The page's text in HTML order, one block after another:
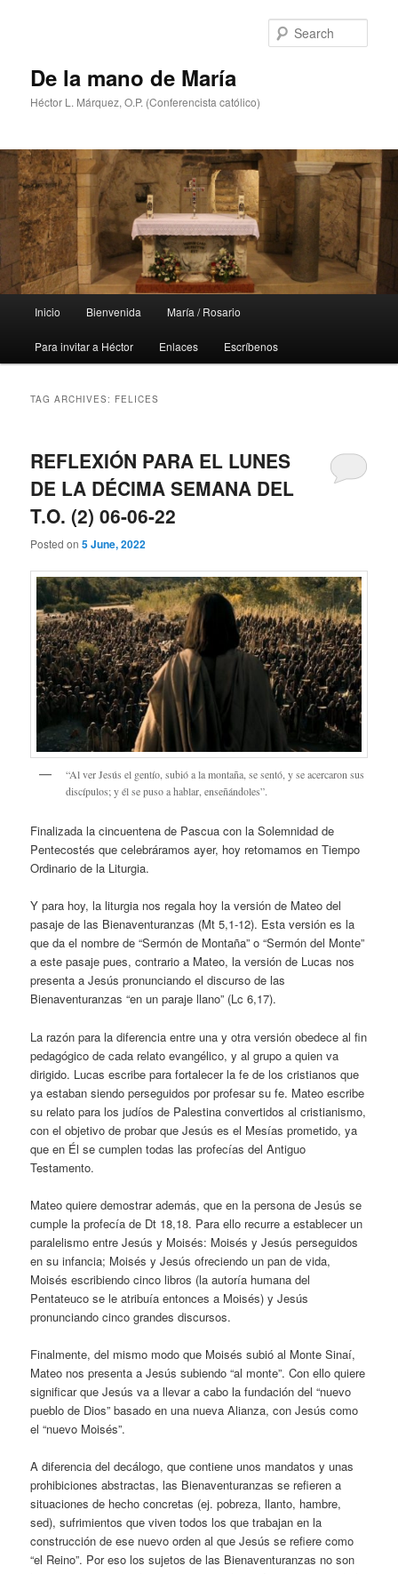
De la mano de María
Héctor L. Márquez, O.P. (Conferencista católico)
Inicio Bienvenida María / Rosario
Para invitar a Héctor Enlaces Escríbenos
TAG ARCHIVES: FELICES
REFLEXIÓN PARA EL LUNES
DE LA DÉCIMA SEMANA DEL
T.O. (2) 06-06-22
Posted on5 June, 2022
“Al ver Jesús el gentío, subió a la montaña, se sentó, y se acercaron sus
discípulos; y él se puso a hablar, enseñándoles”.
Finalizada la cincuentena de Pascua con la Solemnidad de
Pentecostés que celebráramos ayer, hoy retomamos en Tiempo
Ordinario de la Liturgia.
Y para hoy, la liturgia nos regala hoy la versión de Mateo del
pasaje de las Bienaventuranzas (Mt 5,1-12). Esta versión es la
que da el nombre de “Sermón de Montaña” o “Sermón del Monte”
a este pasaje pues, contrario a Mateo, la versión de Lucas nos
presenta a Jesús pronunciando el discurso de las
Bienaventuranzas “en un paraje llano” (Lc 6,17).
La razón para la diferencia entre una y otra versión obedece al fin
pedagógico de cada relato evangélico, y al grupo a quien va
dirigido. Lucas escribe para fortalecer la fe de los cristianos que
ya estaban siendo perseguidos por profesar su fe. Mateo escribe
su relato para los judíos de Palestina convertidos al cristianismo,
con el objetivo de probar que Jesús es el Mesías prometido, ya
que en Él se cumplen todas las profecías del Antiguo
Testamento.
Mateo quiere demostrar además, que en la persona de Jesús se
cumple la profecía de Dt 18,18. Para ello recurre a establecer un
paralelismo entre Jesús y Moisés: Moisés y Jesús perseguidos
en su infancia; Moisés y Jesús ofreciendo un pan de vida,
Moisés escribiendo cinco libros (la autoría humana del
Pentateuco se le atribuía entonces a Moisés) y Jesús
pronunciando cinco grandes discursos.
Finalmente, del mismo modo que Moisés subió al Monte Sinaí,
Mateo nos presenta a Jesús subiendo “al monte”. Con ello quiere
significar que Jesús va a llevar a cabo la fundación del “nuevo
pueblo de Dios” basado en una nueva Alianza, con Jesús como
el “nuevo Moisés”.
A diferencia del decálogo, que contiene unos mandatos y unas
prohibiciones abstractas, las Bienaventuranzas se refieren a
situaciones de hecho concretas (ej. pobreza, llanto, hambre,
sed), sufrimientos que viven todos los que trabajan en la
construcción de ese nuevo orden al que Jesús se refiere como
“el Reino”. Por eso los sujetos de las Bienaventuranzas no son